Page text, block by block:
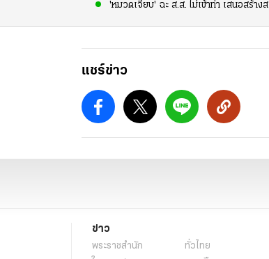
'หมวดเจี๊ยบ' ฉะ ส.ส. ไม่เข้าท่า เสนอสร้าง
แชร์ข่าว
ข่าว
พระราชสำนัก
ทั่วไทย